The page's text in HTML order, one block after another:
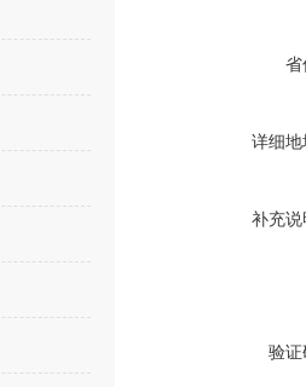
省
详细地
补充说
验证